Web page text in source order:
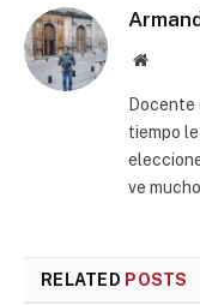
Website
Docente
tiempo
ve
RELATED POSTS